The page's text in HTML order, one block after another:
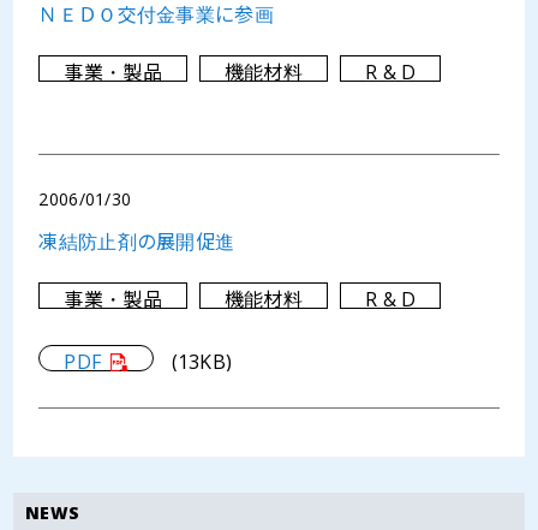
ＮＥＤＯ交付金事業に参画
事業・製品 機能材料 R & D
2006/01/30
凍結防止剤の展開促進
事業・製品 機能材料 R & D
PDF (13KB)
NEWS